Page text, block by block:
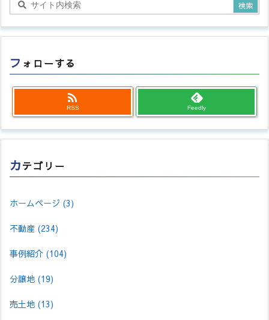
フ ォローする

RSS Feedly
カテゴリー
ホームページ (3)
不動産 (234)
事例紹介 (104)
分譲地 (19)
売土地 (13)